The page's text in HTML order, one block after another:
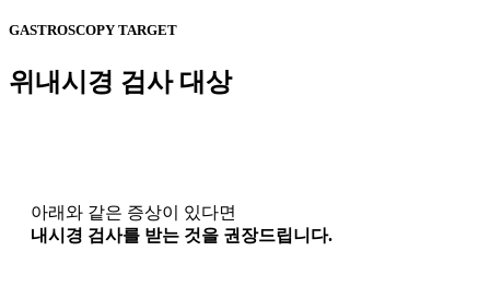
GASTROSCOPY TARGET
위내시경 검사 대상
아래와 같은 증상이 있다면
내시경 검사를 받는 것을 권장드립니다.